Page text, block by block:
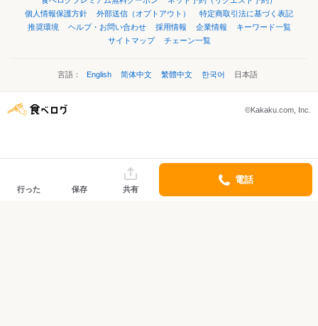
個人情報保護方針
外部送信（オプトアウト）
特定商取引法に基づく表記
推奨環境
ヘルプ・お問い合わせ 採用情報 企業情報
キーワード一覧
サイトマップ
チェーン一覧
言語： English 简体中文 繁體中文 한국어 日本語
©Kakaku.com, Inc.
行った 保存 共有
電話